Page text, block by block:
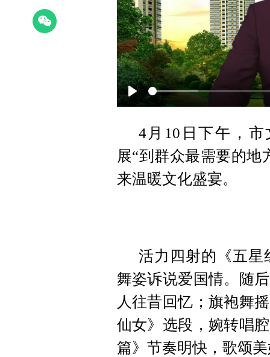
Play
4月10日下午，
展“到群众最需要的地
来温暖文化盛宴。
活力四射的《五星
舞姿诉说爱国情。随
人往昔回忆；旗袍舞
仙女》选段，婉转唱
篇》节奏明快，歌颂